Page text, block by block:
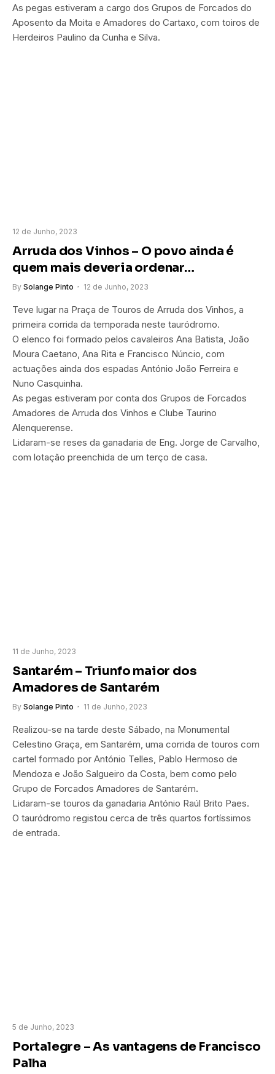
As pegas estiveram a cargo dos Grupos de Forcados do
Aposento da Moita e Amadores do Cartaxo, com toiros de
Herdeiros Paulino da Cunha e Silva.
12 de Junho, 2023
Arruda dos Vinhos – O povo ainda é
quem mais deveria ordenar…
By Solange Pinto 12 de Junho, 2023
Teve lugar na Praça de Touros de Arruda dos Vinhos, a
primeira corrida da temporada neste tauródromo.
O elenco foi formado pelos cavaleiros Ana Batista, João
Moura Caetano, Ana Rita e Francisco Núncio, com
actuações ainda dos espadas António João Ferreira e
Nuno Casquinha.
As pegas estiveram por conta dos Grupos de Forcados
Amadores de Arruda dos Vinhos e Clube Taurino
Alenquerense.
Lidaram-se reses da ganadaria de Eng. Jorge de Carvalho,
com lotação preenchida de um terço de casa.
11 de Junho, 2023
Santarém – Triunfo maior dos
Amadores de Santarém
By Solange Pinto 11 de Junho, 2023
Realizou-se na tarde deste Sábado, na Monumental
Celestino Graça, em Santarém, uma corrida de touros com
cartel formado por António Telles, Pablo Hermoso de
Mendoza e João Salgueiro da Costa, bem como pelo
Grupo de Forcados Amadores de Santarém.
Lidaram-se touros da ganadaria António Raúl Brito Paes.
O tauródromo registou cerca de três quartos fortíssimos
de entrada.
5 de Junho, 2023
Portalegre – As vantagens de Francisco
Palha